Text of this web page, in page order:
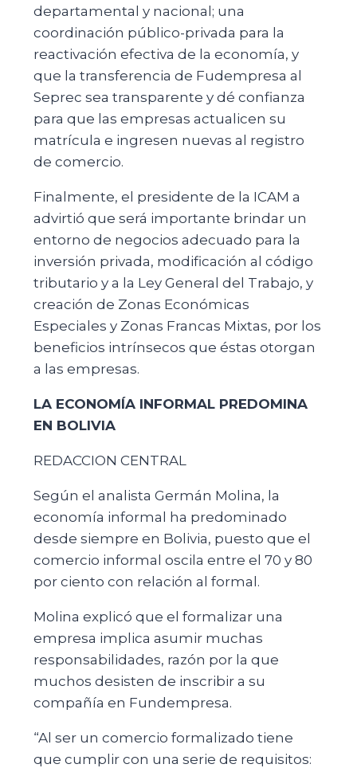
departamental y nacional; una
coordinación público-privada para la
reactivación efectiva de la economía, y
que la transferencia de Fudempresa al
Seprec sea transparente y dé confianza
para que las empresas actualicen su
matrícula e ingresen nuevas al registro
de comercio.
Finalmente, el presidente de la ICAM a
advirtió que será importante brindar un
entorno de negocios adecuado para la
inversión privada, modificación al código
tributario y a la Ley General del Trabajo, y
creación de Zonas Económicas
Especiales y Zonas Francas Mixtas, por los
beneficios intrínsecos que éstas otorgan
a las empresas.
LA ECONOMÍA INFORMAL PREDOMINA
EN BOLIVIA
REDACCION CENTRAL
Según el analista Germán Molina, la
economía informal ha predominado
desde siempre en Bolivia, puesto que el
comercio informal oscila entre el 70 y 80
por ciento con relación al formal.
Molina explicó que el formalizar una
empresa implica asumir muchas
responsabilidades, razón por la que
muchos desisten de inscribir a su
compañía en Fundempresa.
“Al ser un comercio formalizado tiene
que cumplir con una serie de requisitos: